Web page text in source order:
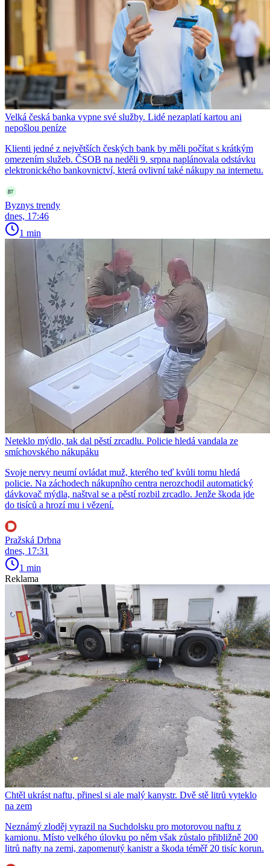
Velká česká banka vypne své služby. Lidé nezaplatí kartou ani
nepošlou peníze
Klienti jedné z největších českých bank by měli počítat s krátkým
omezením služeb. ČSOB na neděli 9. srpna naplánovala odstávku
elektronického bankovnictví, která ovlivní také nákupy na internetu.
Byznys trendy
dnes, 17:46
1 min
Neteklo mýdlo, tak dal pěstí zrcadlu. Policie hledá vandala ze
smíchovského nákupáku
Svoje nervy neumí ovládat muž, kterého teď kvůli tomu hledá
policie. Na záchodech nákupního centra nerozchodil automatický
dávkovač mýdla, naštval se a pěstí rozbil zrcadlo. Jenže škoda jde
do tisíců a hrozí mu i vězení.
Pražská Drbna
dnes, 17:31
1 min
Reklama
Chtěl ukrást naftu, přinesl si ale malý kanystr. Dvě stě litrů vyteklo
na zem
Neznámý zloděj vyrazil na Suchdolsku pro motorovou naftu z
kamionu. Místo velkého úlovku po něm však zůstalo přibližně 200
litrů nafty na zemi, zapomenutý kanistr a škoda téměř 20 tisíc korun.